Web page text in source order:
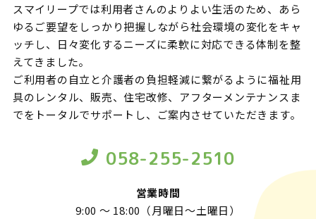
スマイリープでは利用者さんのよりよい生活のため、あら
ゆるご要望をしっかり把握しながら社会環境の変化をキャ
ッチし、日々変化するニーズに柔軟に対応できる体制を整
えてきました。
ご利用者の自立と介護者の負担軽減に繋がるように福祉用
具のレンタル、販売、住宅改修、アフターメンテナンスま
でをトータルでサポートし、
ご案内させていただきます。
058-255-2510
営業時間
9:00 ～ 18:00（月曜日～土曜日）